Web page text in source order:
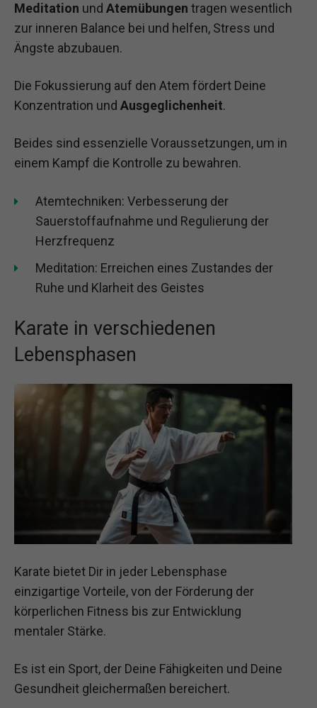
Meditation und Atemübungen tragen wesentlich
zur inneren Balance bei und helfen, Stress und
Ängste abzubauen.
Die Fokussierung auf den Atem fördert Deine
Konzentration und Ausgeglichenheit.
Beides sind essenzielle Voraussetzungen, um in
einem Kampf die Kontrolle zu bewahren.
Atemtechniken: Verbesserung der
Sauerstoffaufnahme und Regulierung der
Herzfrequenz
Meditation: Erreichen eines Zustandes der
Ruhe und Klarheit des Geistes
Karate in verschiedenen
Lebensphasen
Karate bietet Dir in jeder Lebensphase
einzigartige Vorteile, von der Förderung der
körperlichen Fitness bis zur Entwicklung
mentaler Stärke.
Es ist ein Sport, der Deine Fähigkeiten und Deine
Gesundheit gleichermaßen bereichert.